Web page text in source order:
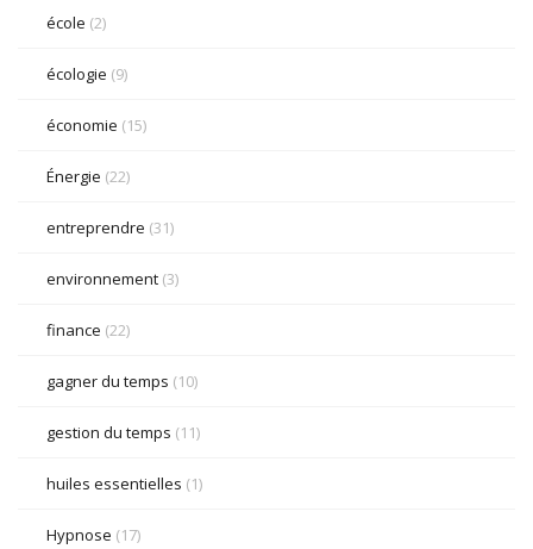
école (2)
écologie (9)
économie (15)
Énergie (22)
entreprendre (31)
environnement (3)
finance (22)
gagner du temps (10)
gestion du temps (11)
huiles essentielles (1)
Hypnose (17)